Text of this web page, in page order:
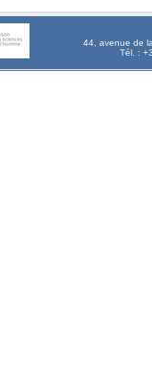
44, avenue de
Tél. :